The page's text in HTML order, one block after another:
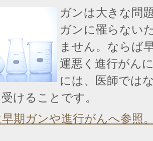
ガンは大きな問
ガンに罹らない
ません。ならば
運悪く進行がん
には、医師では
けることです。
期ガンや進行がんへ参照